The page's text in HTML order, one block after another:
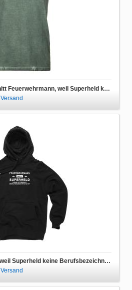
Herren T-Shirt V-Ausschnitt Feuerwehrmann, weil Superheld keine Berufsbezeichnung ist
Versand
Hoodie Feuerwehrmann, weil Superheld keine Berufsbezeichnung ist
Versand